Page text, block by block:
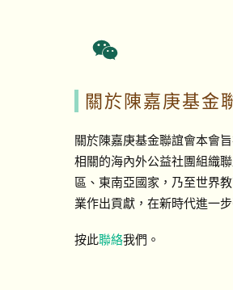
關於陳嘉庚基金
關於陳嘉庚基金聯誼會本會
相關的海內外公益社團組織
區、東南亞國家，乃至世界
業作出貢獻，在新時代進一步
按此聯絡我們。